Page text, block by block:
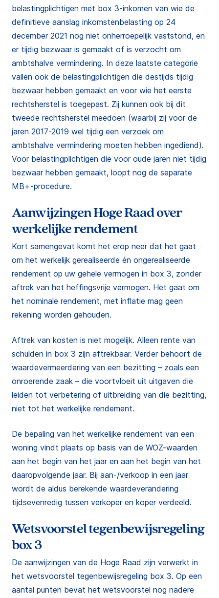
belastingplichtigen met box 3-inkomen van wie de
definitieve aanslag inkomstenbelasting op 24
december 2021 nog niet onherroepelijk vaststond, en
er tijdig bezwaar is gemaakt of is verzocht om
ambtshalve vermindering. In deze laatste categorie
vallen ook de belastingplichtigen die destijds tijdig
bezwaar hebben gemaakt en voor wie het eerste
rechtsherstel is toegepast. Zij kunnen ook bij dit
tweede rechtsherstel meedoen (waarbij zij voor de
jaren 2017-2019 wel tijdig een verzoek om
ambtshalve vermindering moeten hebben ingediend).
Voor belastingplichtigen die voor oude jaren niet tijdig
bezwaar hebben gemaakt, loopt nog de separate
MB+-procedure.
Aanwijzingen Hoge Raad over
werkelijke rendement
Kort samengevat komt het erop neer dat het gaat
om het werkelijk gerealiseerde én ongerealiseerde
rendement op uw gehele vermogen in box 3, zonder
aftrek van het heffingsvrije vermogen. Het gaat om
het nominale rendement, met inflatie mag geen
rekening worden gehouden.
Aftrek van kosten is niet mogelijk. Alleen rente van
schulden in box 3 zijn aftrekbaar. Verder behoort de
waardevermeerdering van een bezitting – zoals een
onroerende zaak – die voortvloeit uit uitgaven die
leiden tot verbetering of uitbreiding van die bezitting,
niet tot het werkelijke rendement.
De bepaling van het werkelijke rendement van een
woning vindt plaats op basis van de WOZ-waarden
aan het begin van het jaar en aan het begin van het
daaropvolgende jaar. Bij aan-/verkoop in een jaar
wordt de aldus berekende waardeverandering
tijdsevenredig tussen verkoper en koper verdeeld.
Wetsvoorstel tegenbewijsregeling
box 3
De aanwijzingen van de Hoge Raad zijn verwerkt in
het wetsvoorstel tegenbewijsregeling box 3. Op een
aantal punten bevat het wetsvoorstel nog nadere